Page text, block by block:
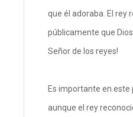
que él adoraba. El rey
públicamente que Dios
Señor de los reyes!
Es importante en este
aunque el rey